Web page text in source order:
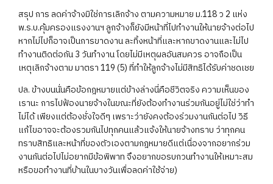
สรุป การ ลดค่าจ้างมิใช่การเลิกจ้าง ตามความหมาย ม.118 ว 2 แห่ง
พ.ร.บ.คุ้มครองแรงงานฯ ลูกจ้างก็ยังมีหน้าที่ไปทำงานให้นายจ้างต่อไป
หากไม่ไปก็อาจเป็นการขาดงาน ละทิ้งหน้าที่​และหากขาดงานและไม่ไป
ทำงานติดต่อกัน 3 วันทำงาน โดยไม่มีเหตุผลอันสมควร อาจถือเป็น
เหตุเลิกจ้างตาม มาตรา 119 (5) ที่ทำให้ลูกจ้างไม่มีสิทธิได้รับค่าชดเชย
ปล. ข้างบนนั่นคือข้อกฎหมายแต่ข้างล่างนี่คือชีวิตจริง ความเห็นของ
เรานะ การไปฟ้องนายจ้างในขณะที่ยังต้องทำงานร่วมกันอยู่ไม่ใช่ว่าทำ
ไม่ได้ เพียงแต่ต้องชั่งใจดีๆ เพราะว่ายังคงต้องร่วมงานกันต่อไป วิธี
แก้ไขอาจจะต้องรวมกันไปทุกคนแล้วแจ้งให้นายจ้างทราบ ว่าทุกคน
ทราบสิทธิและหน้าที่ของตัวเองตามกฎหมายดีแต่เนื่องจากอยากร่วม
งานกันต่อไปไม่อยากมีข้อพิพาท จึงอยากขอรบกวนทำงานให้เหมาะสม
หรือขอทำงานที่บ้านในบางวันเพื่อลดค่าใช้จ่าย)​